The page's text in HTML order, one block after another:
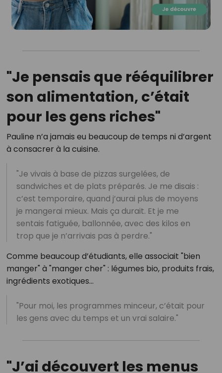
"Je pensais que rééquilibrer
son alimentation, c’était
pour les gens riches"
Pauline n’a jamais eu beaucoup de temps ni d’argent
à consacrer à la cuisine.
"Je vivais à base de pizzas surgelées, de
sandwiches et de plats préparés. Je me disais :
c’est temporaire, quand j’aurai plus de moyens
je mangerai mieux. Mais ça durait. Et je me
sentais fatiguée, ballonnée, avec des kilos en
trop que je n’arrivais pas à perdre."
Comme beaucoup d’étudiants, elle associait "bien
manger" à "manger cher" : légumes bio, produits frais,
ingrédients exotiques…
"Pour moi, les programmes minceur, c’était pour
les gens avec du temps et un vrai salaire."
"J’ai découvert les menus